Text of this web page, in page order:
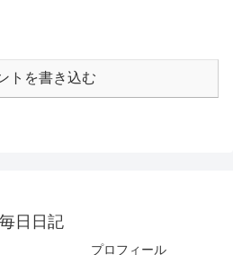
トを書き込む
毎日日記
プロフィール